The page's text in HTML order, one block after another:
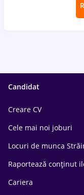
Candidat
Creare CV
Cele mai noi joburi
Locuri de munca
Raportează conținut
Cariera